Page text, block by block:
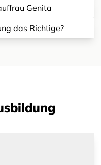
Genita
das Richtige?